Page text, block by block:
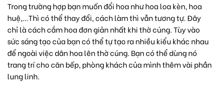
Trong trường hợp bạn muốn đổi hoa nhưhoa loa kèn, hoa
huệ,…Thì có thể thay đổi, cách làm thì vẫn tương tự. Đây
chỉ là cách cắm hoa đơn giản nhất khi thờ cúng. Tùy vào
sức sáng tạo của bạn có thể tự tạo ra nhiều kiểu khác nhau
để ngoài việc dân hoa lên thờ cúng. Bạn có thể dùng nó
trang trí cho căn bếp, phòng khách của mình thêm vài phần
lung linh.